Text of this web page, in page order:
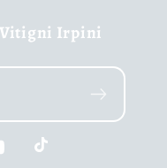
Vitigni Irpini
TikTok